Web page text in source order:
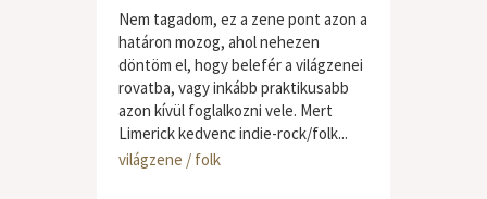
Nem tagadom, ez a zene pont azon a
határon mozog, ahol nehezen
döntöm el, hogy belefér a világzenei
rovatba, vagy inkább praktikusabb
azon kívül foglalkozni vele. Mert
Limerick kedvenc indie-rock/folk...
világzene / folk